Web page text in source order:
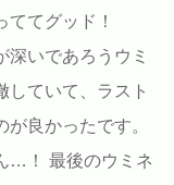
てグッド！
いであろうウミ
していて、ラスト
良かったです。
…！ 最後のウミネ